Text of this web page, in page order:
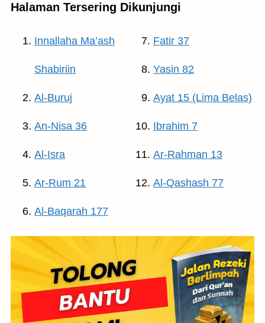
Halaman Tersering Dikunjungi
Innallaha Ma’ash
Shabiriin
Al-Buruj
An-Nisa 36
Al-Isra
Ar-Rum 21
Al-Baqarah 177
Fatir 37
Yasin 82
Ayat 15 (Lima Belas)
Ibrahim 7
Ar-Rahman 13
Al-Qashash 77